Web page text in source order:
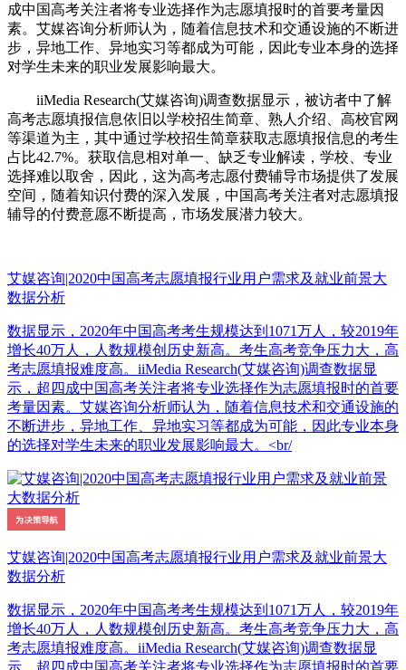
成中国高考关注者将专业选择作为志愿填报时的首要考量因
素。艾媒咨询分析师认为，随着信息技术和交通设施的不断进
步，异地工作、异地实习等都成为可能，因此专业本身的选择
对学生未来的职业发展影响最大。
iiMedia Research(艾媒咨询)调查数据显示，被访者中了解
高考志愿填报信息依旧以学校招生简章、熟人介绍、高校官网
等渠道为主，其中通过学校招生简章获取志愿填报信息的考生
占比42.7%。获取信息相对单一、缺乏专业解读，学校、专业
选择难以取舍，因此，这为高考志愿付费辅导市场提供了发展
空间，随着知识付费的深入发展，中国高考关注者对志愿填报
辅导的付费意愿不断提高，市场发展潜力较大。
艾媒咨询|2020中国高考志愿填报行业用户需求及就业前景大
数据分析
数据显示，2020年中国高考考生规模达到1071万人，较2019年
增长40万人，人数规模创历史新高。考生高考竞争压力大，高
考志愿填报难度高。iiMedia Research(艾媒咨询)调查数据显
示，超四成中国高考关注者将专业选择作为志愿填报时的首要
考量因素。艾媒咨询分析师认为，随着信息技术和交通设施的
不断进步，异地工作、异地实习等都成为可能，因此专业本身
的选择对学生未来的职业发展影响最大。<br/
艾媒咨询|2020中国高考志愿填报行业用户需求及就业前景大
数据分析
数据显示，2020年中国高考考生规模达到1071万人，较2019年
增长40万人，人数规模创历史新高。考生高考竞争压力大，高
考志愿填报难度高。iiMedia Research(艾媒咨询)调查数据显